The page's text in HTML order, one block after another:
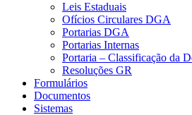
Leis Estaduais
Ofícios Circulares DGA
Portarias DGA
Portarias Internas
Portaria – Classificação da
Resoluções GR
Formulários
Documentos
Sistemas